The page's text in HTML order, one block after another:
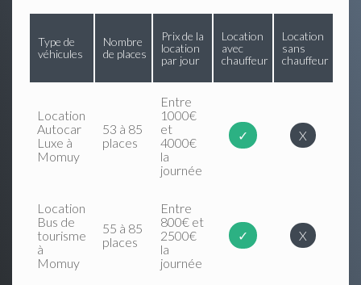
Type de
véhicules
Nombre
de places
Prix de la
location
par jour
Location
avec
chauffeur
Location
sans
chauffeur
Location
Autocar
Luxe à
Momuy
53 à 85
places
Entre
1000€
et
4000€
la
journée
✓ X
Location
Bus de
tourisme
à
Momuy
55 à 85
places
Entre
800€ et
2500€
la
journée
✓ X